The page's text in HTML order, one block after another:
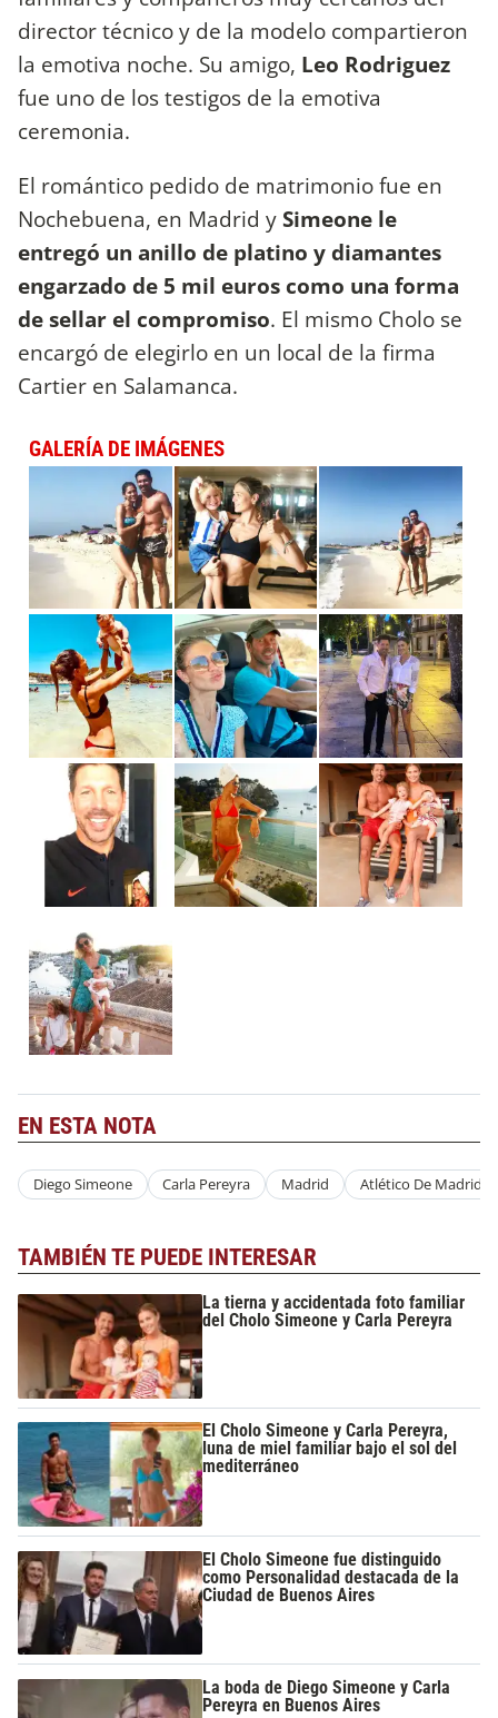
director técnico y de la modelo compartieron
la emotiva noche. Su amigo, Leo Rodriguez
fue uno de los testigos de la emotiva
ceremonia.
El romántico pedido de matrimonio fue en
Nochebuena, en Madrid ySimeone le
entregó un anillo de platino y diamantes
engarzado de 5 mil euros como una forma
de sellar el compromiso. El mismo Cholo se
encargó de elegirlo en un local de la firma
Cartier en Salamanca.
GALERÍA DE IMÁGENES
EN ESTA NOTA
Diego Simeone Carla Pereyra Madrid Atlético De Madrid
TAMBIÉN TE PUEDE INTERESAR
La tierna y accidentada foto familiar
del Cholo Simeone y Carla Pereyra
El Cholo Simeone y Carla Pereyra,
luna de miel familiar bajo el sol del
mediterráneo
El Cholo Simeone fue distinguido
como Personalidad destacada de la
Ciudad de Buenos Aires
La boda de Diego Simeone y Carla
Pereyra en Buenos Aires